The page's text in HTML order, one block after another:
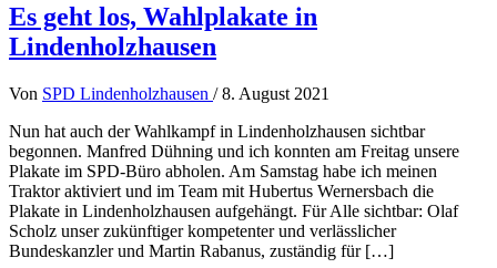
Es geht los, Wahlplakate in
Lindenholzhausen
Von SPD Lindenholzhausen /8. August 2021
Nun hat auch der Wahlkampf in Lindenholzhausen sichtbar
begonnen. Manfred Dühning und ich konnten am Freitag unsere
Plakate im SPD-Büro abholen. Am Samstag habe ich meinen
Traktor aktiviert und im Team mit Hubertus Wernersbach die
Plakate in Lindenholzhausen aufgehängt. Für Alle sichtbar: Olaf
Scholz unser zukünftiger kompetenter und verlässlicher
Bundeskanzler und Martin Rabanus, zuständig für […]